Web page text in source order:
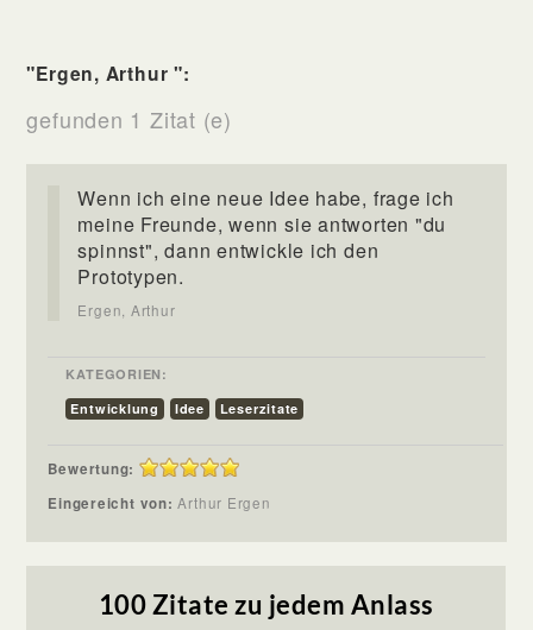
"Ergen, Arthur ":
gefunden 1 Zitat (e)
Wenn ich eine neue Idee habe, frage ich
meine Freunde, wenn sie antworten "du
spinnst", dann entwickle ich den
Prototypen.
Ergen, Arthur
KATEGORIEN:
Entwicklung
Idee Leserzitate
Bewertung:
Eingereicht von:Arthur Ergen